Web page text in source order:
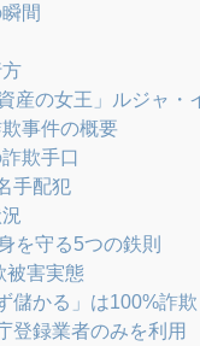
間
産の女王」ルジャ・
事件の概要
欺手口
手配犯
を守る5つの鉄則
被害実態
儲かる」は100%詐欺
登録業者のみを利用